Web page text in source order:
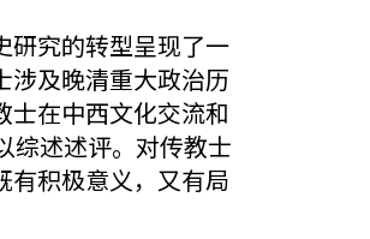
研究的转型呈现了一
涉及晚清重大政治历
士在中西文化交流和
综述述评。对传教士
有积极意义，又有局